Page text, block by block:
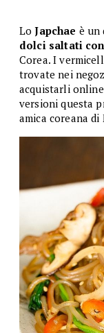
LoJapchae è
dolci saltati
Corea. I
trovate nei
acquistarli
versioni questa
amica coreana di